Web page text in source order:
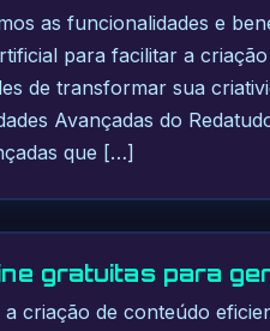
as funcionalidades e
para facilitar a
de transformar sua
Avançadas do
que […]
gratuitas para
criação de conteúdo